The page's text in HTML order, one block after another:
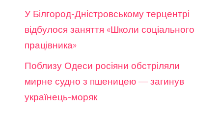
У Білгород-Дністровському терцентрі
відбулося заняття «Школи соціального
працівника»
Поблизу Одеси росіяни обстріляли
мирне судно з пшеницею — загинув
українець-моряк